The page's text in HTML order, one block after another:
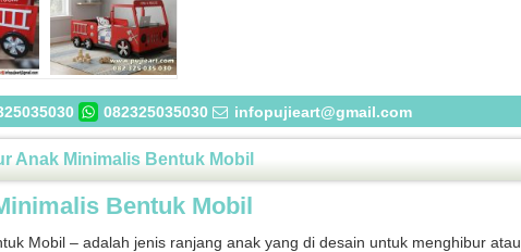
082325035030 infopujieart@gmail.com
Anak Minimalis Bentuk Mobil
Bentuk Mobil
Mobil – adalah jenis ranjang anak yang di desain untuk menghibur atau